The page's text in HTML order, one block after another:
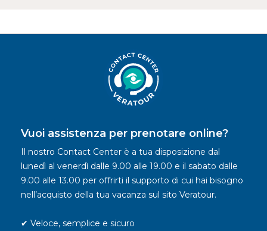
Vuoi assistenza per prenotare online?
Il nostro Contact Center è a tua disposizione dal
lunedì al venerdì dalle 9.00 alle 19.00 e il sabato dalle
9.00 alle 13.00 per offrirti il supporto di cui hai bisogno
nell’acquisto della tua vacanza sul sito Veratour.
✔ Veloce, semplice e sicuro